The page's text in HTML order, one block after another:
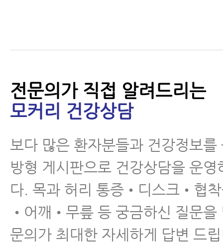
실손보험적용 가능한 한
•양방협진 회전근개파
열 치료 프로그램
어깨통증 원인
전문의가 직접 알려드리는
모커리 건강상담
보다 많은 환자분들과 건강정보를
방형 게시판으로 건강상담을 운영
다. 목과 허리 통증•디스크•협
•어깨•무릎 등 궁금하신 질문을
문의가 최대한 자세하게 답변 드